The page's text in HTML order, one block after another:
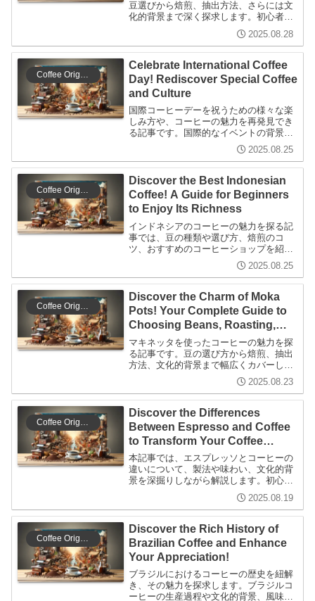
豆選びから焙煎、抽出方法、さらには文
化的背景まで深く探求します。初心者か
ら上級者まで楽しめる内容で、コーヒー
の楽しさを再発見する手助けをします。
2025.08.28
Celebrate International Coffee
Day! Rediscover Special Coffee
and Culture
国際コーヒーデーを祝うための様々な楽
しみ方や、コーヒーの魅力を再発見でき
る記事です。国際的なイベントの背景
や、特別なコーヒーの選び方、家での楽
しみ方、コーヒー文化の違いについても
触れています。
2025.08.25
Coffee Origins
Discover the Best Indonesian
Coffee! A Guide for Beginners
to Enjoy Its Richness
インドネシアのコーヒーの魅力を探る記
事では、豆の種類や選び方、焙煎のコ
ツ、おすすめのコーヒーショップを紹介
します。コーヒー初心者から上級者ま
で、インドネシアの豊かな文化と共に楽
しめる情報をお届けします。
2025.08.25
Coffee Origins
Discover the Charm of Moka
Pots! Your Complete Guide to
Choosing Beans, Roasting,
and Brewing
マキネッタを使ったコーヒーの魅力を探
る記事です。豆の選び方から焙煎、抽出
方法、文化的背景まで幅広くカバーし、
初心者から上級者まで楽しめる内容とな
2025.08.23
Coffee Origins
Discover the Differences
Between Espresso and Coffee
to Transform Your Coffee
Experience!
本記事では、エスプレッソとコーヒーの
違いについて、製法や味わい、文化的背
景を深掘りしながら解説します。初心者
にもわかりやすく、コーヒーの楽しみ方
を広げる情報を提供します。
2025.08.19
Discover the Rich History of
Brazilian Coffee and Enhance
Your Appreciation!
ブラジルにおけるコーヒーの歴史を紐解
き、その魅力を探求します。ブラジルコ
ーヒーの生産過程や文化的背景、風味の